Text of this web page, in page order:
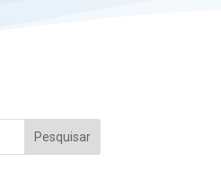
Pesquisar